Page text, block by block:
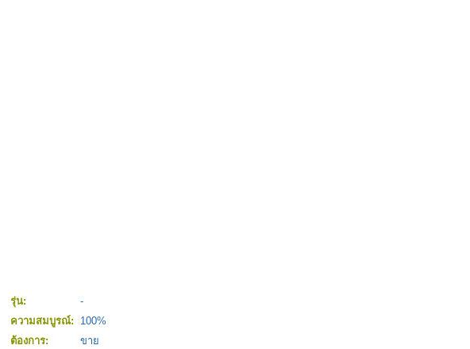
รุ่น:
-
ความสมบูรณ์:
100%
ต้องการ:
ขาย